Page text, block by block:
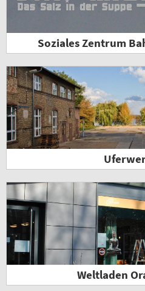
Soziales Zentrum
Weltladen